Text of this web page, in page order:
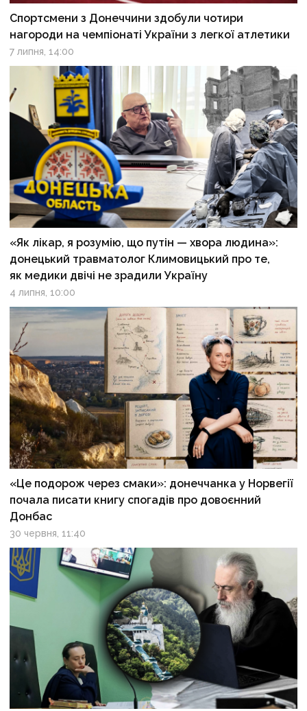
Спортсмени з Донеччини здобули чотири
нагороди на чемпіонаті України з легкої атлетики
7 липня, 14:00
«Як лікар, я розумію, що путін — хвора людина»:
донецький травматолог Климовицький про те,
як медики двічі не зрадили Україну
4 липня, 10:00
«Це подорож через смаки»: донеччанка у Норвегії
почала писати книгу спогадів про довоєнний
Донбас
30 червня, 11:40